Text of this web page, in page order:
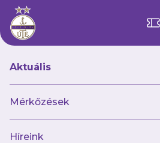
Aktuális
Mérkőzések
Híreink